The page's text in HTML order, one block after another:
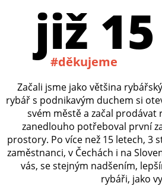
již
#děkujeme
Začali jsme jako většina
rybář s podnikavým duchem si
svém městě a začal prodávat
zanedlouho potřeboval první
prostory. Po více než 15 letech, 3
zaměstnanci, v Čechách i na
vás, se stejným nadšením,
rybáři, jako